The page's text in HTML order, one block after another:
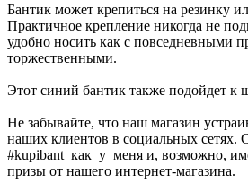
Бантик может крепиться на резинку
Практичное крепление никогда не
удобно носить как с повседневными
торжественными.
Этот синий бантик также подойдет к
Не забывайте, что наш магазин
наших клиентов в социальных сетях.
#kupibant_как_у_меня и, возможно,
призы от нашего интернет-магазина.